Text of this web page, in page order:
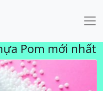
Pom mới nhất